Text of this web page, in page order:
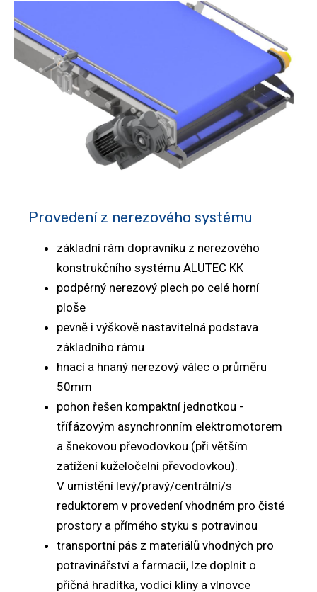
Provedení z nerezového systému
základní rám dopravníku z nerezového
konstrukčního systému ALUTEC KK
podpěrný nerezový plech po celé horní
ploše
pevně i výškově nastavitelná podstava
základního rámu
hnací a hnaný nerezový válec o průměru
50mm
pohon řešen kompaktní jednotkou -
třífázovým asynchronním elektromotorem
a šnekovou převodovkou (při větším
zatížení kuželočelní převodovkou).
V umístění levý/pravý/centrální/s
reduktorem v provedení vhodném pro čisté
prostory a přímého styku s potravinou
transportní pás z materiálů vhodných pro
potravinářství a farmacii, lze doplnit o
příčná hradítka, vodící klíny a vlnovce